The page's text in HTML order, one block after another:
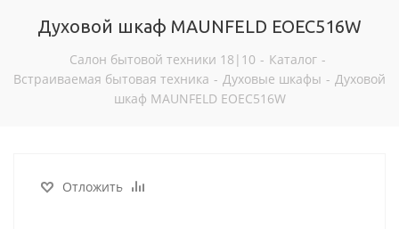
Духовой шкаф MAUNFELD EOEC516W
Салон бытовой техники 18|10 - Каталог -
Встраиваемая бытовая техника - Духовые шкафы - Духовой
шкаф MAUNFELD EOEC516W
Отложить